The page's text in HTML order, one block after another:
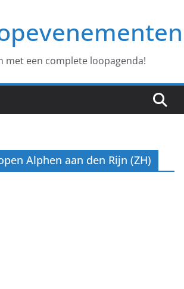
met een complete loopagenda!
Alphen aan den Rijn (ZH)